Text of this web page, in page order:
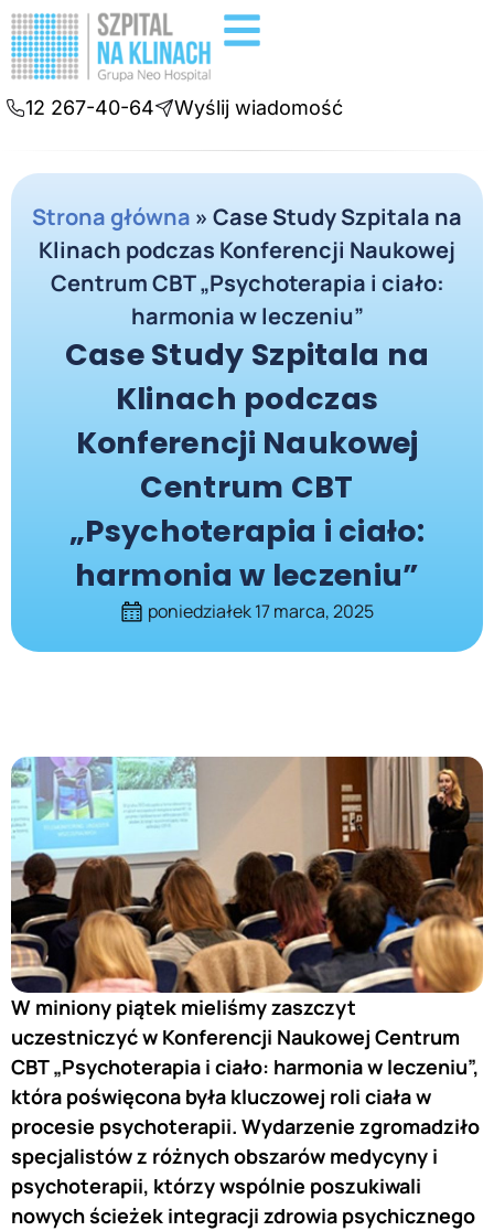
12 267-40-64 Wyślij wiadomość
Strona główna » Case Study Szpitala na
Klinach podczas Konferencji Naukowej
Centrum CBT „Psychoterapia i ciało:
harmonia w leczeniu”
Case Study Szpitala na
Klinach podczas
Konferencji Naukowej
Centrum CBT
„Psychoterapia i ciało:
harmonia w leczeniu”
poniedziałek 17 marca, 2025
W miniony piątek mieliśmy zaszczyt
uczestniczyć w Konferencji Naukowej Centrum
CBT „Psychoterapia i ciało: harmonia w leczeniu”,
która poświęcona była kluczowej roli ciała w
procesie psychoterapii. Wydarzenie zgromadziło
specjalistów z różnych obszarów medycyny i
psychoterapii, którzy wspólnie poszukiwali
nowych ścieżek integracji zdrowia psychicznego